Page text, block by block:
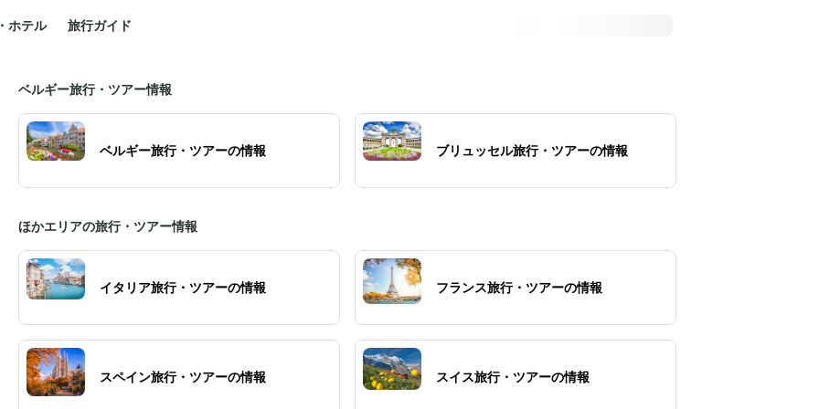
ホテル 旅行ガイド
ベルギー旅行・ツアー情報
ベルギー旅行・ツアーの情報 ブリュッセル旅行・ツアーの情報
ほかエリアの旅行・ツアー情報
イタリア旅行・ツアーの情報 フランス旅行・ツアーの情報
スペイン旅行・ツアーの情報 スイス旅行・ツアーの情報